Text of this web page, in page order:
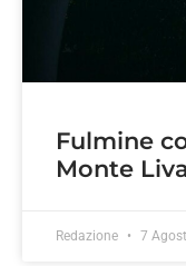
Fulmine
Monte
Redazione 7